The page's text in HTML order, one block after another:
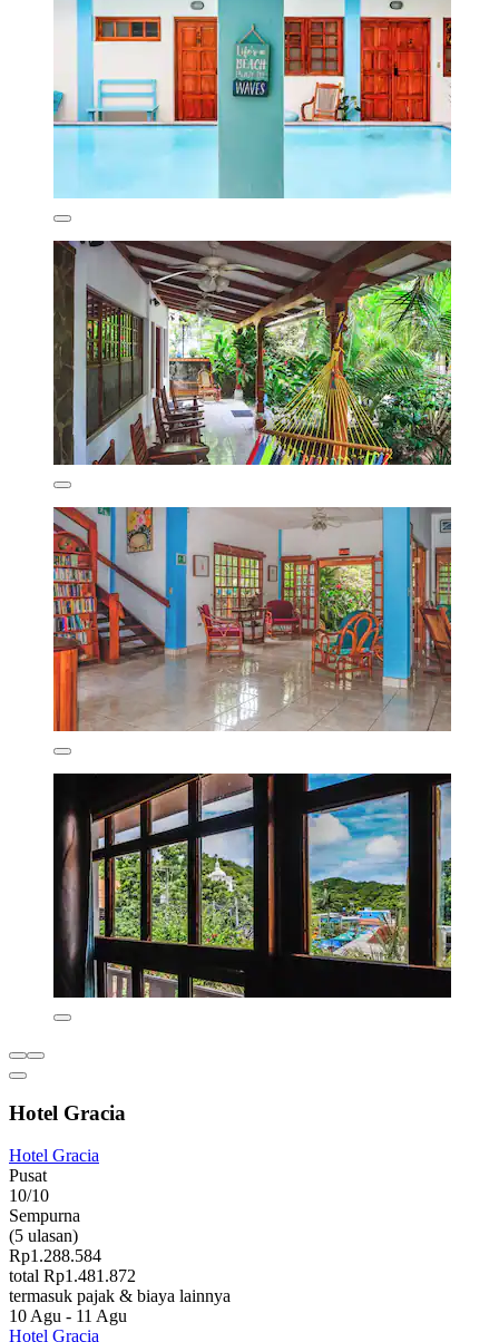
Hotel Gracia
Hotel Gracia
Pusat
10/10
Sempurna
(5 ulasan)
Rp1.288.584
total Rp1.481.872
termasuk pajak & biaya lainnya
10 Agu - 11 Agu
Hotel Gracia